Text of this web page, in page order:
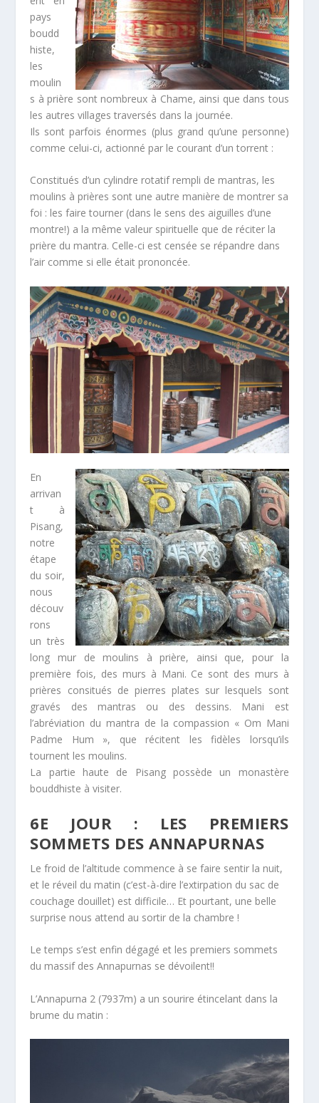
pays
boudd
histe,
les
moulin
s à prière sont nombreux à Chame, ainsi que dans tous
les autres villages traversés dans la journée.
Ils sont parfois énormes (plus grand qu’une personne)
comme celui-ci, actionné par le courant d’un torrent :
Constitués d’un cylindre rotatif rempli de mantras, les
moulins à prières sont une autre manière de montrer sa
foi : les faire tourner (dans le sens des aiguilles d’une
montre!) a la même valeur spirituelle que de réciter la
prière du mantra. Celle-ci est censée se répandre dans
l’air comme si elle était prononcée.
En
arrivan
t à
Pisang,
notre
étape
du soir,
nous
découv
rons
un très
long mur de moulins à prière, ainsi que, pour la
première fois, des murs à Mani. Ce sont des murs à
prières consitués de pierres plates sur lesquels sont
gravés des mantras ou des dessins. Mani est
l’abréviation du mantra de la compassion « Om Mani
Padme Hum », que récitent les fidèles lorsqu’ils
tournent les moulins.
La partie haute de Pisang possède un monastère
bouddhiste à visiter.
6E JOUR : LES PREMIERS
SOMMETS DES ANNAPURNAS
Le froid de l’altitude commence à se faire sentir la nuit,
et le réveil du matin (c’est-à-dire l’extirpation du sac de
couchage douillet) est difficile… Et pourtant, une belle
surprise nous attend au sortir de la chambre !
Le temps s’est enfin dégagé et les premiers sommets
du massif des Annapurnas se dévoilent!!
L’Annapurna 2 (7937m) a un sourire étincelant dans la
brume du matin :